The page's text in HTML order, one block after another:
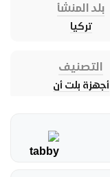
بلد المنشأ
تركيا
التصنيف
أجهزة بلت أن